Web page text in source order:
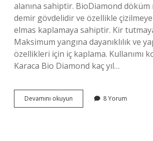
alanına sahiptir. BioDiamond döküm
demir gövdelidir ve özellikle çizilmeye
elmas kaplamaya sahiptir. Kir
Maksimum yangına dayanıklılık ve
özellikleri için iç kaplama. Kullanımı
Karaca Bio Diamond kaç yıl…
Devamını okuyun
Diamond
8 Yorum